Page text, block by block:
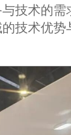
技术的
技术优